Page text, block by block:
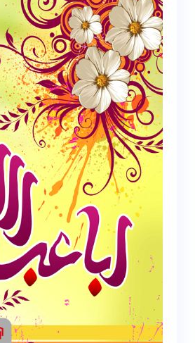
نقشه
گردشگری
گیلان
درباره